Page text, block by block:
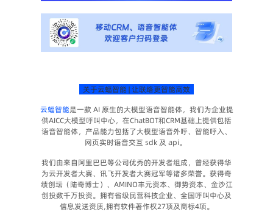
云蝠智能是一款 AI 原生的大模型语音智能体，我们为企业提
供AICC大模型呼叫中心，在ChatBOT和CRM基础上提供包括
语音智能体，产品能力包括了大模型语音外呼、智能呼入、
我们由来自阿里巴巴等公司优秀的开发者组成，曾经获得华
为云开发者大赛、讯飞开发者大赛冠军等诸多荣誉。获得奇
绩创坛（陆奇博士）、AMINO丰元资本、御势资本、金沙江
创投数千万投资。拥有省级民营科技企业、全国呼叫中心及
信息发送资质,拥有软件著作权27项及商标4项。